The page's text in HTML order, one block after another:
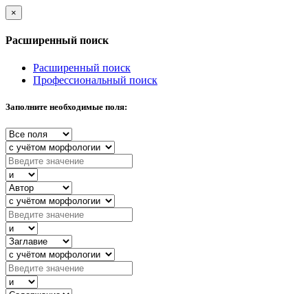
×
Расширенный поиск
Расширенный поиск
Профессиональный поиск
Заполните необходимые поля: